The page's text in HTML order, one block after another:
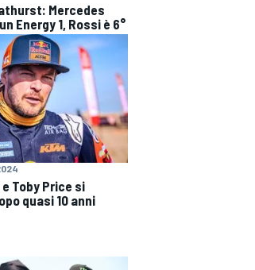
Mercedes
Energy 1, Rossi è 6°
e Toby Price si
quasi 10 anni